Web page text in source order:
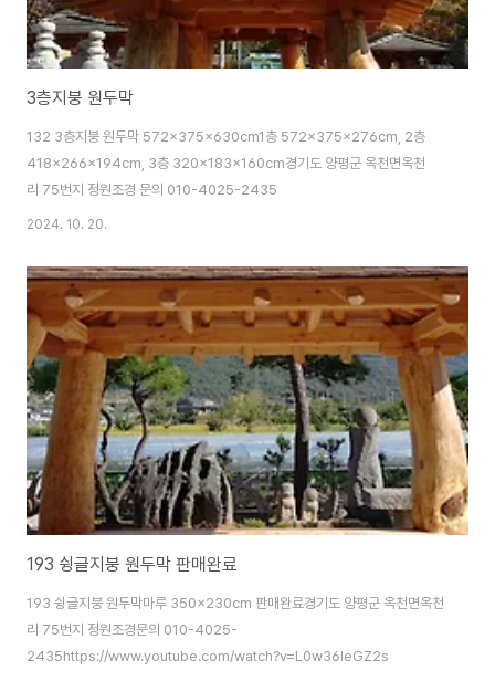
3층지붕 원두막
132 3층지붕 원두막 572x375x630cm1층 572x375x276cm, 2층
418x266x194cm, 3층 320x183x160cm경기도 양평군 옥천면옥천
리 75번지 정원조경 문의 010-4025-2435
2024. 10. 20.
193 슁글지붕 원두막 판매완료
193 슁글지붕 원두막마루 350x230cm 판매완료경기도 양평군 옥천면옥천
리 75번지 정원조경문의 010-4025-
2435https://www.youtube.com/watch?v=L0w36IeGZ2s